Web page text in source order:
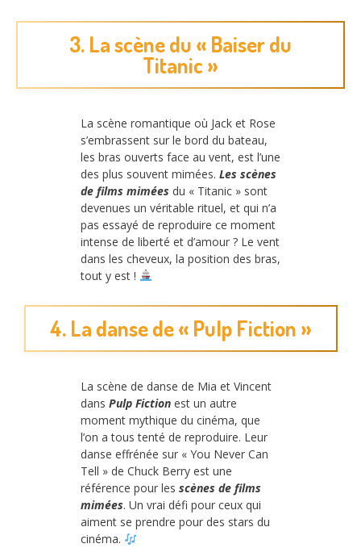
3. La scène du « Baiser du
Titanic »
La scène romantique où Jack et Rose
s’embrassent sur le bord du bateau,
les bras ouverts face au vent, est l’une
des plus souvent mimées. Les scènes
de films mimées du « Titanic » sont
devenues un véritable rituel, et qui n’a
pas essayé de reproduire ce moment
intense de liberté et d’amour ? Le vent
dans les cheveux, la position des bras,
tout y est !
4. La danse de « Pulp Fiction »
La scène de danse de Mia et Vincent
dans Pulp Fiction est un autre
moment mythique du cinéma, que
l’on a tous tenté de reproduire. Leur
danse effrénée sur « You Never Can
Tell » de Chuck Berry est une
référence pour les scènes de films
mimées. Un vrai défi pour ceux qui
aiment se prendre pour des stars du
cinéma.